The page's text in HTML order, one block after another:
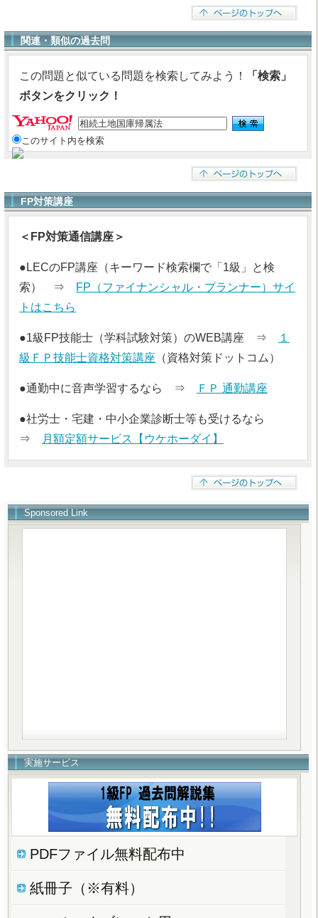
関連・類似の過去問
この問題と似ている問題を検索してみよう！
「検索」
ボタンをクリック！
このサイト内を検索
FP対策講座
＜FP対策通信講座＞
●LECのFP講座（キーワード検索欄で「1級」と検
索） ⇒
FP（ファイナンシャル・プランナー）サイ
トはこちら
●1級FP技能士（学科試験対策）のWEB講座 ⇒
１
級ＦＰ技能士資格対策講座 （資格対策ドットコム）
●通勤中に音声学習するなら ⇒ ＦＰ 通勤講座
●社労士・宅建・中小企業診断士等も受けるなら
⇒
月額定額サービス【ウケホーダイ】
Sponsored Link
実施サービス
PDFファイル無料配布中
紙冊子（※有料）